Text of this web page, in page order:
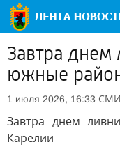
Завтра днем
южные
1 июля 2026, 16:33 СМИ
Завтра днем
Карелии